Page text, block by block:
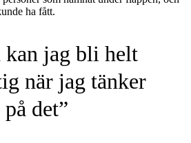
ha fått.
kan jag bli helt
när jag tänker
på det”